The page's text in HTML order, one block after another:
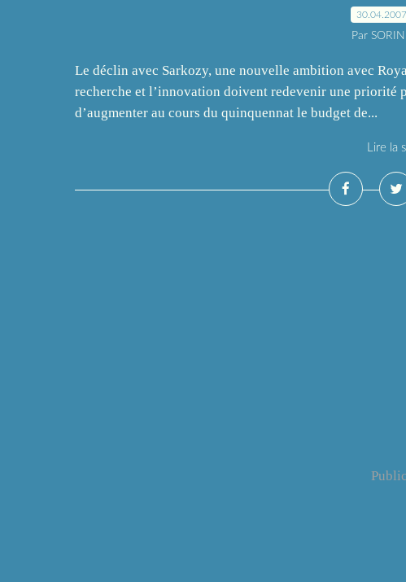
30.04.2007
Par
Le déclin avec Sarkozy, une nouvelle ambition avec
recherche et l’innovation doivent redevenir une priorité
d’augmenter au cours du quinquennat le budget de...
Lire la